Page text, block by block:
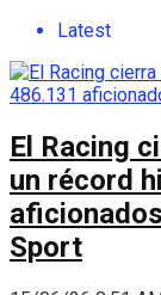
Latest
El Racing
un récord
Sport